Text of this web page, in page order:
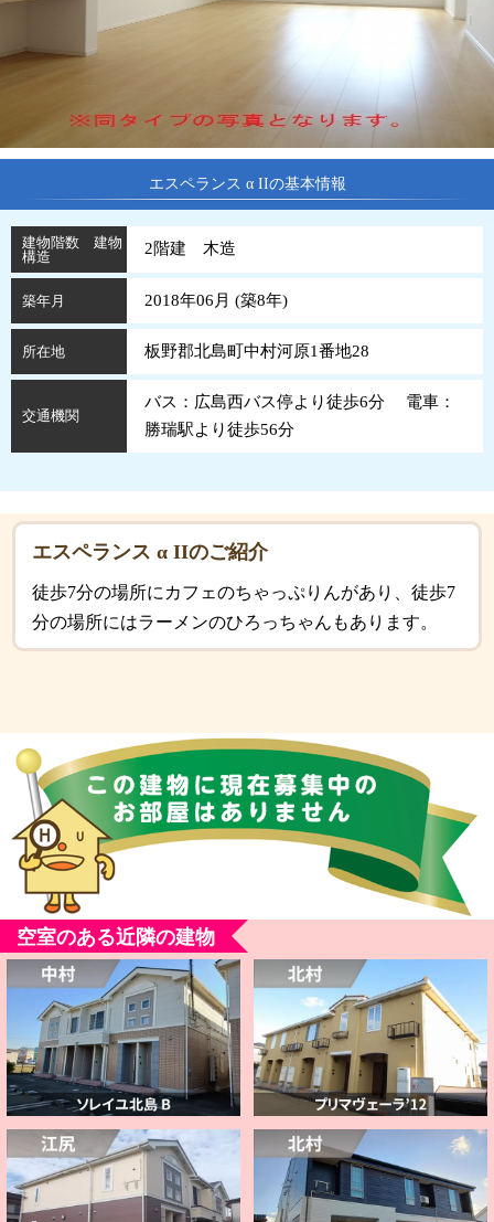
エスペランス α IIの基本情報
建物階数 建物
構造
2階建 木造
築年月 2018年06月 (築8年)
所在地 板野郡北島町中村河原1番地28
交通機関
バス：広島西バス停より徒歩6分 電車：
勝瑞駅より徒歩56分
エスペランス α IIのご紹介
徒歩7分の場所にカフェのちゃっぷりんがあり、徒歩7
分の場所にはラーメンのひろっちゃんもあります。
空室のある近隣の建物